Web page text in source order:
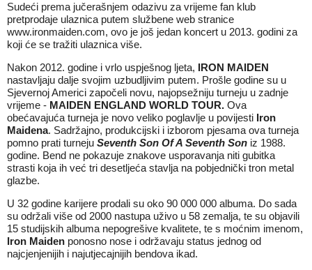
Sudeći prema jučerašnjem odazivu za vrijeme fan klub
pretprodaje ulaznica putem službene web stranice
www.ironmaiden.com, ovo je još jedan koncert u 2013. godini za
koji će se tražiti ulaznica više.
Nakon 2012. godine i vrlo uspješnog ljeta, IRON MAIDEN
nastavljaju dalje svojim uzbudljivim putem. Prošle godine su u
Sjevernoj Americi započeli novu, najopsežniju turneju u zadnje
vrijeme - MAIDEN ENGLAND WORLD TOUR. Ova
obećavajuća turneja je novo veliko poglavlje u povijesti Iron
Maidena. Sadržajno, produkcijski i izborom pjesama ova turneja
pomno prati turneju Seventh Son Of A Seventh Son iz 1988.
godine. Bend ne pokazuje znakove usporavanja niti gubitka
strasti koja ih već tri desetljeća stavlja na pobjednički tron metal
glazbe.
U 32 godine karijere prodali su oko 90 000 000 albuma. Do sada
su održali više od 2000 nastupa uživo u 58 zemalja, te su objavili
15 studijskih albuma nepogrešive kvalitete, te s moćnim imenom,
Iron Maiden ponosno nose i održavaju status jednog od
najcjenjenijih i najutjecajnijih bendova ikad.